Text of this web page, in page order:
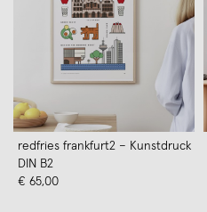
redfries frankfurt2 – Kunstdruck
DIN B2
€ 65,00